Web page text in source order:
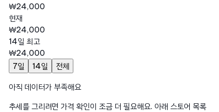
₩24,000
현재
₩24,000
14일 최고
₩24,000
7일
14일 전체
아직 데이터가 부족해요
추세를 그리려면 가격 확인이 조금 더 필요해요. 아래 스토어 목록